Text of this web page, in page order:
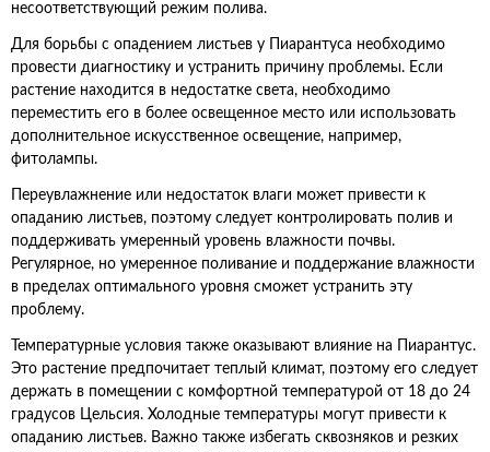
несоответствующий режим полива.
Для борьбы с опадением листьев у Пиарантуса необходимо
провести диагностику и устранить причину проблемы. Если
растение находится в недостатке света, необходимо
переместить его в более освещенное место или использовать
дополнительное искусственное освещение, например,
фитолампы.
Переувлажнение или недостаток влаги может привести к
опаданию листьев, поэтому следует контролировать полив и
поддерживать умеренный уровень влажности почвы.
Регулярное, но умеренное поливание и поддержание влажности
в пределах оптимального уровня сможет устранить эту
проблему.
Температурные условия также оказывают влияние на Пиарантус.
Это растение предпочитает теплый климат, поэтому его следует
держать в помещении с комфортной температурой от 18 до 24
градусов Цельсия. Холодные температуры могут привести к
опаданию листьев. Важно также избегать сквозняков и резких